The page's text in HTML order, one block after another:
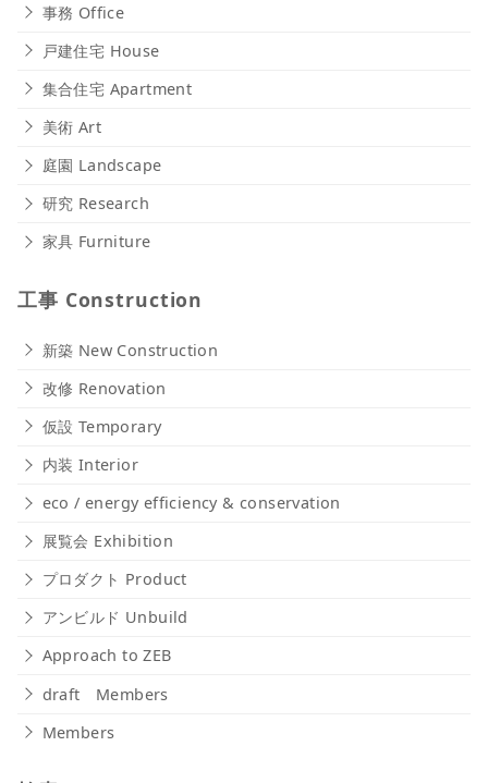
事務 Office
戸建住宅 House
集合住宅 Apartment
美術 Art
庭園 Landscape
研究 Research
家具 Furniture
工事 Construction
新築 New Construction
改修 Renovation
仮設 Temporary
内装 Interior
eco / energy efficiency & conservation
展覧会 Exhibition
プロダクト Product
アンビルド Unbuild
Approach to ZEB
draft Members
Members